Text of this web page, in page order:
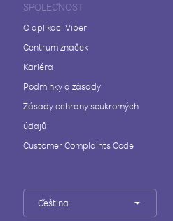
SPOLEČNOST
O aplikaci Viber
Centrum značek
Kariéra
Podmínky a zásady
Zásady ochrany soukromých
údajů
Customer Complaints Code
Čeština